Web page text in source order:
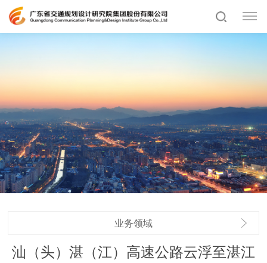
业务领域
汕（头）湛（江）高速公路云浮至湛江